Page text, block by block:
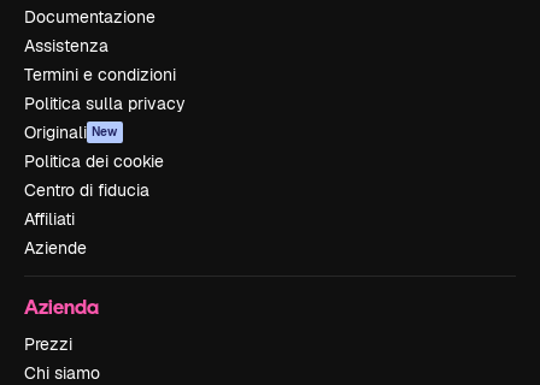
Documentazione
Assistenza
Termini e condizioni
Politica sulla privacy
Originali New
Politica dei cookie
Centro di fiducia
Affiliati
Aziende
Azienda
Prezzi
Chi siamo